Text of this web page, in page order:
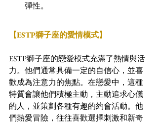
彈性。
【ESTP獅子座的愛情模式】
ESTP獅子座的戀愛模式充滿了熱情與活
力。他們通常具備一定的自信心，並喜
歡成為注意力的焦點。在戀愛中，這種
特質會讓他們積極主動，主動追求心儀
的人，並策劃各種有趣的約會活動。他
們熱愛冒險，往往喜歡選擇刺激和新奇